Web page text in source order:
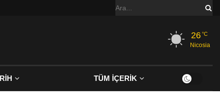
26°C
Nicosia
TÜM İÇERİK